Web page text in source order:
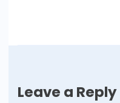
Leave a Reply